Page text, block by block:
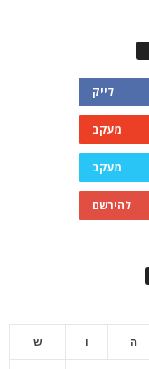
לייק
מעקב
מעקב
להירשם
ה ו ש